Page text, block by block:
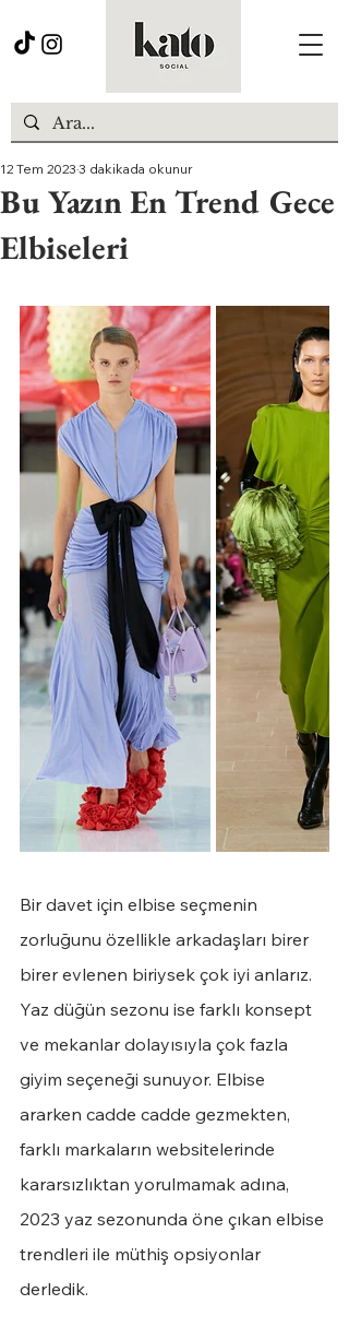
Bu Yazın En Trend Gece
Elbiseleri
12 Tem 2023 3 dakikada okunur
Bir davet için elbise seçmenin
zorluğunu özellikle arkadaşları birer
birer evlenen biriysek çok iyi anlarız.
Yaz düğün sezonu ise farklı konsept
ve mekanlar dolayısıyla çok fazla
giyim seçeneği sunuyor. Elbise
ararken cadde cadde gezmekten,
farklı markaların websitelerinde
kararsızlıktan yorulmamak adına,
2023 yaz sezonunda öne çıkan elbise
trendleri ile müthiş opsiyonlar
derledik.